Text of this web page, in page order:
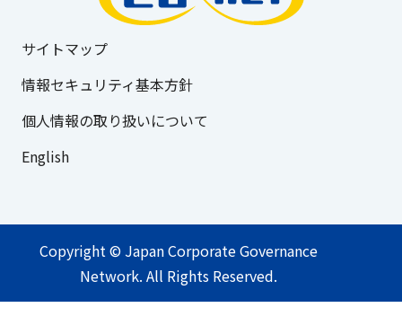
サイトマップ
情報セキュリティ基本方針
個人情報の取り扱いについて
English
Copyright © Japan Corporate Governance
Network. All Rights Reserved.